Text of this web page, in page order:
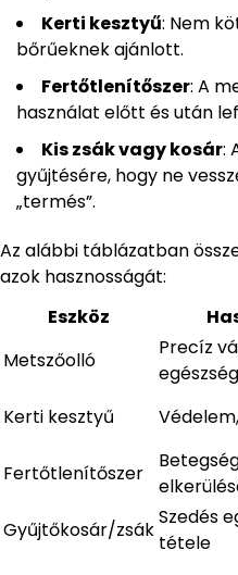
Kerti kesztyű: Nem
bőrűeknek ajánlott.
Fertőtlenítőszer: A
használat előtt és után
Kis zsák vagy kosár:
gyűjtésére, hogy ne
„termés”.
Az alábbi táblázatban
azok hasznosságát:
Eszköz
Metszőolló
Precíz
Kerti kesztyű
Fertőtlenítőszer
Gyűjtőkosár/zsák
Szedés
tétele